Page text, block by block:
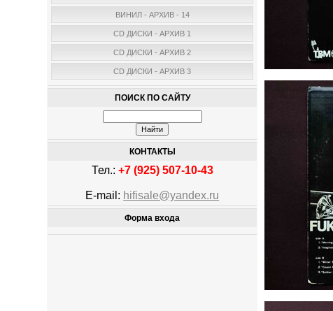
ВИНИЛ - АРХИВ - 14
CD ДИСКИ - АРХИВ 1
CD ДИСКИ - АРХИВ 2
CD ДИСКИ - АРХИВ 3
ПОИСК ПО САЙТУ
КОНТАКТЫ
Тел.: +7 (925) 507-10-43
E-mail: hifisale@yandex.ru
Форма входа